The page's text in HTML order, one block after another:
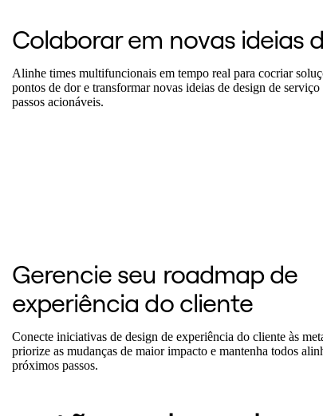
Colaborar em novas ideias
Alinhe times multifuncionais em tempo real para cocriar
pontos de dor e transformar novas ideias de design de
passos acionáveis.
Gerencie seu roadmap de
experiência do cliente
Conecte iniciativas de design de experiência do cliente às
priorize as mudanças de maior impacto e mantenha todos
próximos passos.